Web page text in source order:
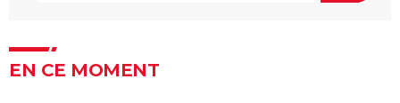
EN CE MOMENT